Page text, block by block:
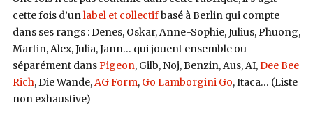
cette fois d’unlabel et collectifbasé à Berlin qui compte
dans ses rangs : Denes, Oskar, Anne-Sophie, Julius, Phuong,
Martin, Alex, Julia, Jann… qui jouent ensemble ou
séparément dansPigeon, Gilb, Noj, Benzin, Aus, AI,Dee Bee
Rich, Die Wande,AG Form, Go Lamborgini Go, Itaca… (Liste
non exhaustive)